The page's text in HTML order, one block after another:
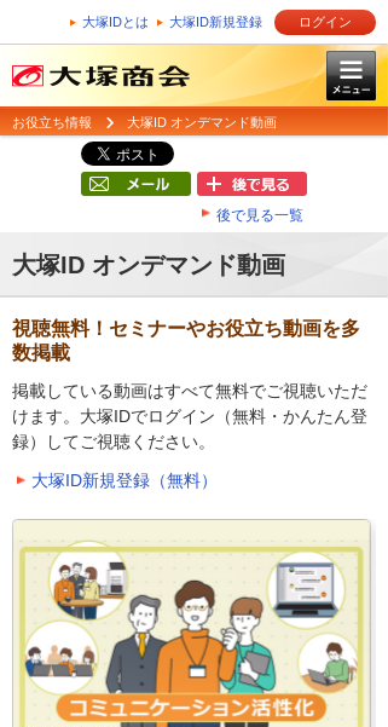
大塚IDとは 大塚ID新規登録 ログイン
お役立ち情報 大塚ID オンデマンド動画
後で見る一覧
大塚ID オンデマンド動画
視聴無料！セミナーやお役立ち動画を多
数掲載
掲載している動画はすべて無料でご視聴いただ
けます。大塚IDでログイン（無料・かんたん登
録）してご視聴ください。
大塚ID新規登録（無料）